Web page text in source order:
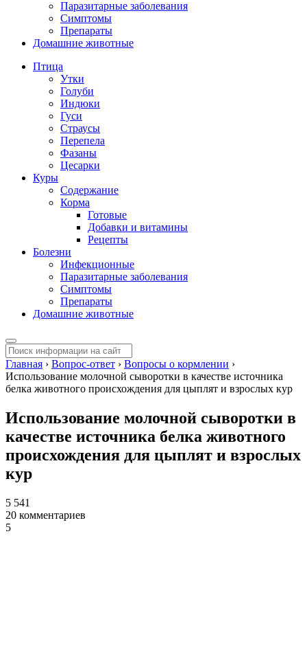
Паразитарные заболевания
Симптомы
Препараты
Домашние животные
Птица
Утки
Голуби
Индюки
Гуси
Страусы
Перепела
Фазаны
Цесарки
Куры
Содержание
Корма
Готовые
Добавки и витамины
Рецепты
Болезни
Инфекционные
Паразитарные заболевания
Симптомы
Препараты
Домашние животные
Главная › Вопрос-ответ › Вопросы о кормлении ›
Использование молочной сыворотки в качестве источника
белка животного происхождения для цыплят и взрослых кур
Использование молочной сыворотки в
качестве источника белка животного
происхождения для цыплят и взрослых
кур
5 541
20 комментариев
5